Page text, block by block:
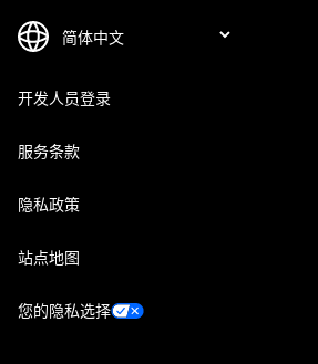
开发人员登录
服务条款
隐私政策
站点地图
您的隐私选择